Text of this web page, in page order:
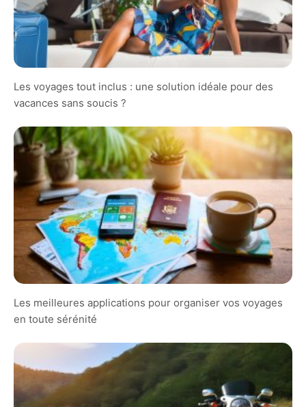
Les voyages tout inclus : une solution idéale pour des
vacances sans soucis ?
Les meilleures applications pour organiser vos voyages
en toute sérénité